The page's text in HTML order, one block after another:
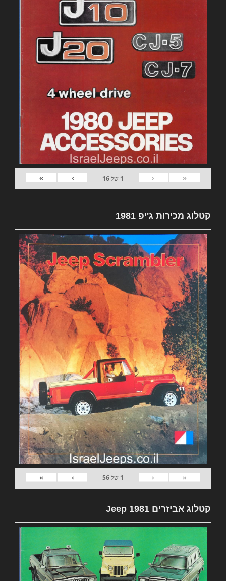
«
‹
1 של16
›
»
קטלוג מכירות ג'יפ 1981
«
‹
1 של56
›
»
קטלוג אביזרים 1981 Jeep